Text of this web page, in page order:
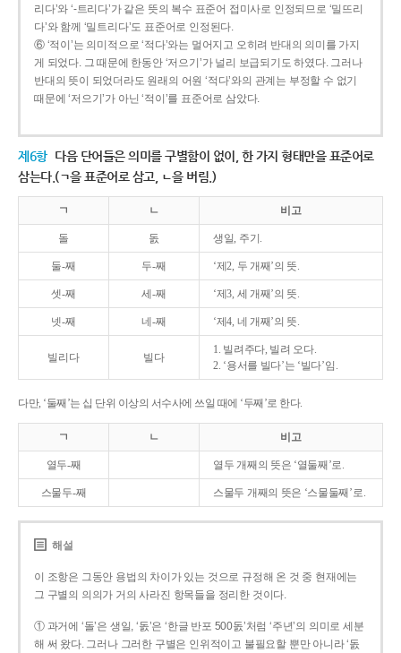
리다’와 ‘-트리다’가 같은 뜻의 복수 표준어 접미사로 인정되므로 ‘밀뜨리
다’와 함께 ‘밀트리다’도 표준어로 인정된다.
⑥ ‘적이’는 의미적으로 ‘적다’와는 멀어지고 오히려 반대의 의미를 가지
게 되었다. 그 때문에 한동안 ‘저으기’가 널리 보급되기도 하였다. 그러나
반대의 뜻이 되었더라도 원래의 어원 ‘적다’와의 관계는 부정할 수 없기
때문에 ‘저으기’가 아닌 ‘적이’를 표준어로 삼았다.
제6항 다음 단어들은 의미를 구별함이 없이, 한 가지 형태만을 표준어로
삼는다.(ㄱ을 표준어로 삼고, ㄴ을 버림.)
ㄱ ㄴ 비고
돌 돐 생일, 주기.
둘-째 두-째 ‘제2, 두 개째’의 뜻.
셋-째 세-째 ‘제3, 세 개째’의 뜻.
넷-째 네-째 ‘제4, 네 개째’의 뜻.
빌리다 빌다
1. 빌려주다, 빌려 오다.
2. ‘용서를 빌다’는 ‘빌다’임.
다만, ‘둘째’는 십 단위 이상의 서수사에 쓰일 때에 ‘두째’로 한다.
ㄱ ㄴ 비고
열두-째 열두 개째의 뜻은 ‘열둘째’로.
스물두-째 스물두 개째의 뜻은 ‘스물둘째’로.
해설
이 조항은 그동안 용법의 차이가 있는 것으로 규정해 온 것 중 현재에는
그 구별의 의의가 거의 사라진 항목들을 정리한 것이다.
① 과거에 ‘돌’은 생일, ‘돐’은 ‘한글 반포 500돐’처럼 ‘주년’의 의미로 세분
해 써 왔다. 그러나 그러한 구별은 인위적이고 불필요할 뿐만 아니라 ‘돐